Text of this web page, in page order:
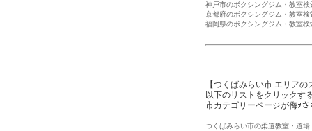
神戸市のボクシングジム・教室検
京都府のボクシングジム・教室検
福岡県のボクシングジム・教室検
【つくばみらい市 エリア
以下のリストをクリックす
市カテゴリーページが侮ｦさ
つくばみらい市の柔道教室・道場